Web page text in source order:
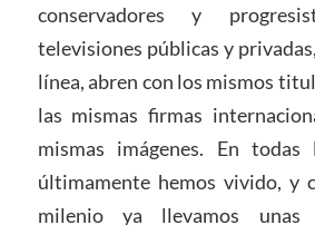
conservadores y
televisiones públicas y
línea, abren con los mismos
las mismas firmas
mismas imágenes. En
últimamente hemos vivido, y
milenio ya llevamos unas